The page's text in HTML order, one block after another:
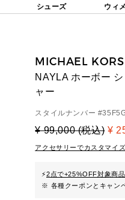
シューズ ウィ
MICHAEL
NAYLA ホーボー
ャー
スタイルナンバー #
¥ 99,000 (税込) ¥
アクセサリーでカスタマイ
⚡2点で+25%OFF対象商
※ 各種クーポンとキャン